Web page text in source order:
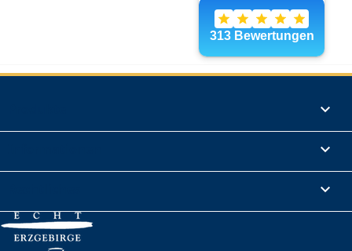


